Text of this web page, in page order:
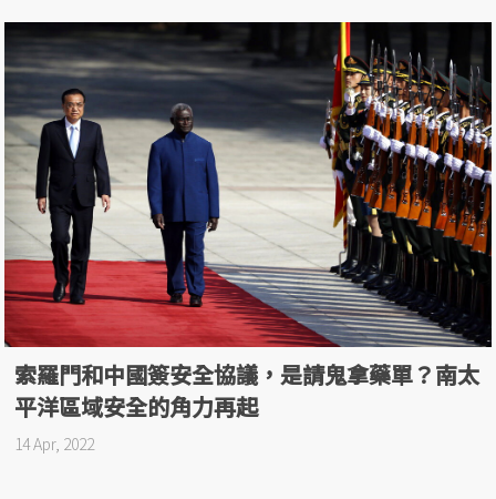
索羅門和中國簽安全協議，是請鬼拿藥單？南太
平洋區域安全的角力再起
14 Apr, 2022